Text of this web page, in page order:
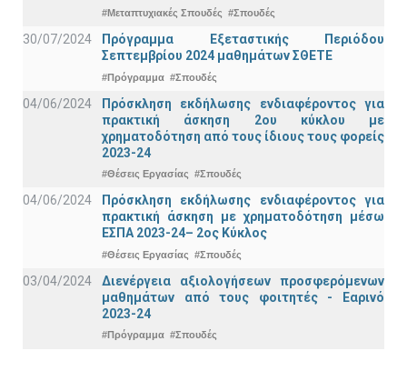
#Μεταπτυχιακές Σπουδές #Σπουδές
30/07/2024
Πρόγραμμα Εξεταστικής Περιόδου
Σεπτεμβρίου 2024 μαθημάτων ΣΘΕΤΕ
#Πρόγραμμα #Σπουδές
04/06/2024
Πρόσκληση εκδήλωσης ενδιαφέροντος για
πρακτική άσκηση 2ου κύκλου με
χρηματοδότηση από τους ίδιους τους φορείς
2023-24
#Θέσεις Εργασίας #Σπουδές
04/06/2024
Πρόσκληση εκδήλωσης ενδιαφέροντος για
πρακτική άσκηση με χρηματοδότηση μέσω
ΕΣΠΑ 2023-24– 2ος Κύκλος
#Θέσεις Εργασίας #Σπουδές
03/04/2024
Διενέργεια αξιολογήσεων προσφερόμενων
μαθημάτων από τους φοιτητές - Εαρινό
2023-24
#Πρόγραμμα #Σπουδές